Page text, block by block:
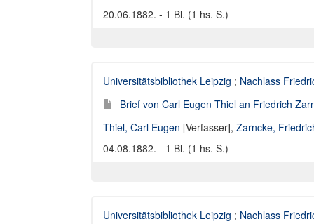
20.06.1882. - 1 Bl. (1 hs. S.)
Universitätsbibliothek Leipzig ; Nachlass
Brief von Carl Eugen Thiel an Friedrich
Thiel, Carl Eugen [Verfasser], Zarncke,
04.08.1882. - 1 Bl. (1 hs. S.)
Universitätsbibliothek Leipzig ; Nachlass